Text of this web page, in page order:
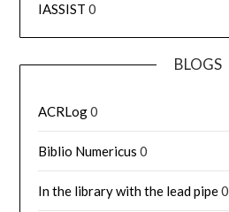
IASSIST 0
BLOGS
ACRLog0
Biblio Numericus 0
In the library with the lead pipe0